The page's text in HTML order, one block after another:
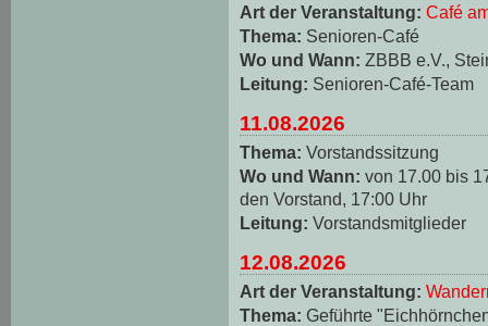
Art der Veranstaltung: Café
Thema: Senioren-Café
Wo und Wann: ZBBB e.V.,
Leitung: Senioren-Café-Team
11.08.2026
Thema: Vorstandssitzung
Wo und Wann: von 17.00 bis
den Vorstand, 17:00 Uhr
Leitung: Vorstandsmitglieder
12.08.2026
Art der Veranstaltung:
Thema: Geführte